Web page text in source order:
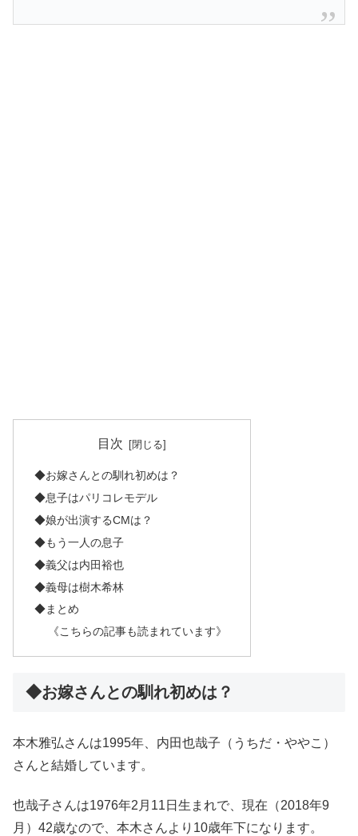
目次
◆お嫁さんとの馴れ初めは？
◆息子はパリコレモデル
◆娘が出演するCMは？
◆もう一人の息子
◆義父は内田裕也
◆義母は樹木希林
◆まとめ
《こちらの記事も読まれています》
◆お嫁さんとの馴れ初めは？
本木雅弘さんは1995年、内田也哉子（うちだ・ややこ）
さんと結婚しています。
也哉子さんは1976年2月11日生まれで、現在（2018年9
月）42歳なので、本木さんより10歳年下になります。